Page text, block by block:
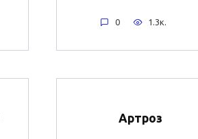
0 1.3к.
Артроз